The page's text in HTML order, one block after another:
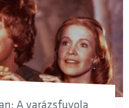
A varázsfuvola